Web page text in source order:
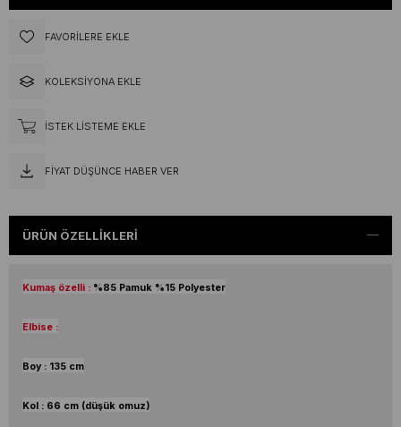
FAVORILERE EKLE
KOLEKSIYONA EKLE
İSTEK LISTEME EKLE
FIYAT DÜŞÜNCE HABER VER
ÜRÜN ÖZELLIKLERI
Kumaş özelli : %85 Pamuk %15 Polyester
Elbise :
Boy : 135 cm
Kol : 66 cm (düşük omuz)